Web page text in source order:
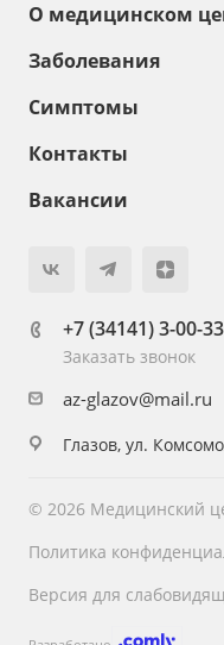
О медицинском
Заболевания
Симптомы
Контакты
Вакансии
+7 (34141) 3-00-33
Заказать звонок
az-glazov@mail.ru
Глазов, ул.
© 2026 Медицинский
Политика
Версия для